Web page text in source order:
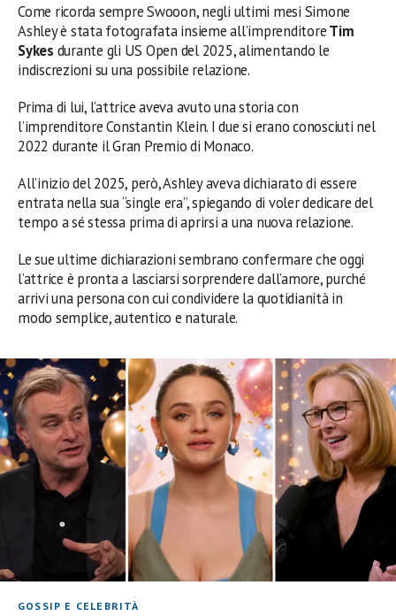
Come ricorda sempre Swooon, negli ultimi mesi Simone
Ashley è stata fotografata insieme all’imprenditoreTim
Sykes durante gli US Open del 2025, alimentando le
indiscrezioni su una possibile relazione.
Prima di lui, l’attrice aveva avuto una storia con
l’imprenditore Constantin Klein. I due si erano conosciuti nel
2022 durante il Gran Premio di Monaco.
All’inizio del 2025, però, Ashley aveva dichiarato di essere
entrata nella sua “single era”, spiegando di voler dedicare del
tempo a sé stessa prima di aprirsi a una nuova relazione.
Le sue ultime dichiarazioni sembrano confermare che oggi
l’attrice è pronta a lasciarsi sorprendere dall’amore, purché
arrivi una persona con cui condividere la quotidianità in
modo semplice, autentico e naturale.
GOSSIP E CELEBRITÀ